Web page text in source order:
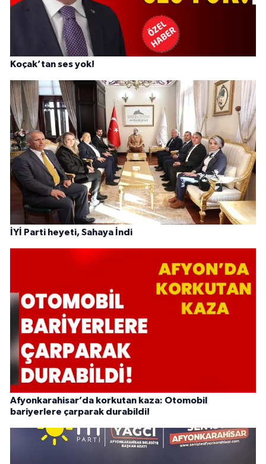
Koçak’tan ses yok!
İYİ Parti heyeti, Sahaya İndi
Afyonkarahisar’da korkutan kaza: Otomobil
bariyerlere çarparak durabildi!